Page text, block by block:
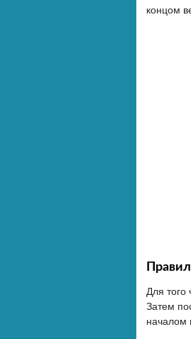
концом
Для того
Затем
началом